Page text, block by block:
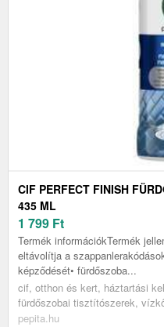
CIF PERFECT FINISH
435 ML
1 799 Ft
Termék információkTermék
eltávolítja a
képződését• fürdőszoba...
cif, otthon és kert, háztartási
fürdőszobai tisztítószerek,
pepita.hu